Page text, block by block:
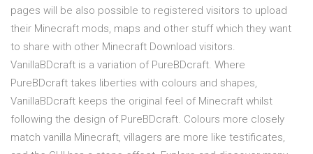
pages will be also possible to registered visitors to upload
their Minecraft mods, maps and other stuff which they want
to share with other Minecraft Download visitors.
VanillaBDcraft is a variation of PureBDcraft. Where
PureBDcraft takes liberties with colours and shapes,
VanillaBDcraft keeps the original feel of Minecraft whilst
following the design of PureBDcraft. Colours more closely
match vanilla Minecraft, villagers are more like testificates,